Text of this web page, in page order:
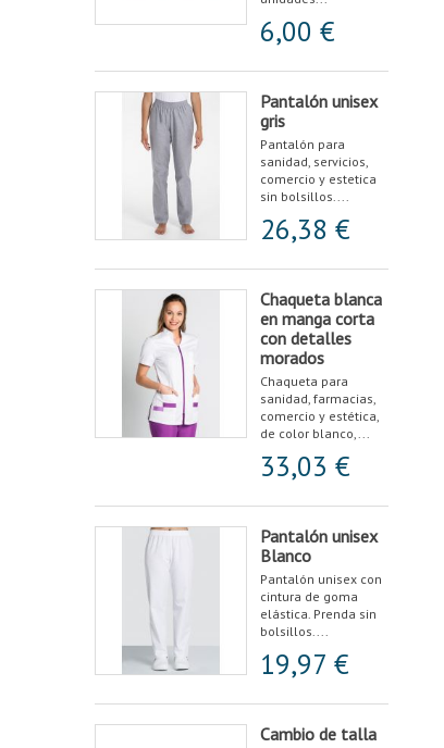
6,00 €
Pantalón unisex
gris
Pantalón para
sanidad, servicios,
comercio y estetica
sin bolsillos....
26,38 €
Chaqueta blanca
en manga corta
con detalles
morados
Chaqueta para
sanidad, farmacias,
comercio y estética,
de color blanco,...
33,03 €
Pantalón unisex
Blanco
Pantalón unisex con
cintura de goma
elástica. Prenda sin
bolsillos....
19,97 €
Cambio de talla